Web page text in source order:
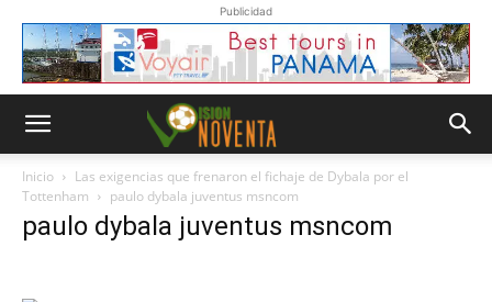
Publicidad
Inicio
Las exigencias que frenaron el fichaje de Dybala por el
Tottenham
paulo dybala juventus msncom
paulo dybala juventus msncom